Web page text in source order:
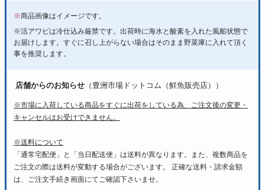
※商品画像はイメージです。
※活アワビは冷仕込み厳禁です。出荷時に海水と酸素を入れた風船状態で
お届けします。すぐに召し上がらない場合はそのまま野菜庫に入れて頂く
事を推奨します。
店舗からのお知らせ （豊洲市場ドットコム（鮮魚販売店））
※市場に入荷している商品をすぐに出荷をしている為、ご注文後の変更・
キャンセルはお受けできません。
※送料について
「通常宅配便」と「当日配送便」は送料が異なります。また、複数商品を
ご注文の際は送料が変動する場合がございます。 正確な送料・請求金額
は、ご注文手続き画面にてご確認下さいませ。